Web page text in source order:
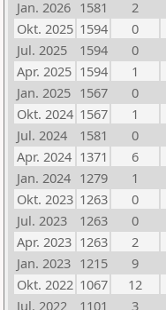
Jan. 2026 1581 2
Okt. 2025 1594 0
Jul. 2025
1594 0
Apr. 2025 1594 1
Jan. 2025 1567 0
Okt. 2024 1567 1
Jul. 2024
1581 0
Apr. 2024 1371 6
Jan. 2024 1279 1
Okt. 2023 1263 0
Jul. 2023
1263 0
Apr. 2023 1263 2
Jan. 2023 1215 9
Okt. 2022 1067 12
Jul. 2022
1101 3